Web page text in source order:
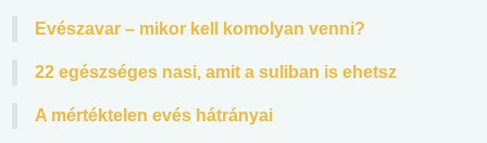
Evészavar – mikor kell komolyan venni?
22 egészséges nasi, amit a suliban is ehetsz
A mértéktelen evés hátrányai